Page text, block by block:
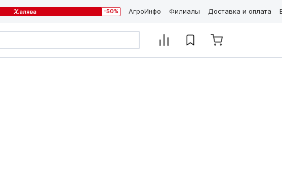
-50% АгроИнфо Филиалы Доставка и оплата